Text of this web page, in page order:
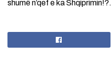
shumë n’qef e ka Shqiprimin!?.